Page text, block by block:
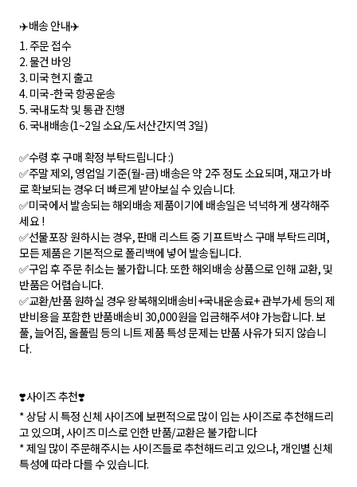
✈️배송 안내✈️
1. 주문 접수
2. 물건 바잉
3. 미국 현지 출고
4. 미국-한국 항공운송
5. 국내도착 및 통관 진행
6. 국내배송(1~2일 소요/도서산간지역 3일)
✅수령 후 구매 확정 부탁드립니다 :)
✅주말 제외, 영업일 기준(월-금) 배송은 약 2주 정도 소요되며, 재고가 바
로 확보되는 경우 더 빠르게 받아보실 수 있습니다.
✅미국에서 발송되는 해외배송 제품이기에 배송일은 넉넉하게 생각해주
세요 !
✅선물포장 원하시는 경우, 판매 리스트 중 기프트박스 구매 부탁드리며,
모든 제품은 기본적으로 폴리백에 넣어 발송됩니다.
✅구입 후 주문 취소는 불가합니다. 또한 해외배송 상품으로 인해 교환, 및
반품은 어렵습니다.
✅교환/반품 원하실 경우 왕복해외배송비+국내운송료+ 관부가세 등의 제
반비용을 포함한 반품배송비 30,000원을 입금해주셔야 가능합니다. 보
풀, 늘어짐, 올풀림 등의 니트 제품 특성 문제는 반품 사유가 되지 않습니
다.
❣️사이즈 추천❣️
* 상담 시 특정 신체 사이즈에 보편적으로 많이 입는 사이즈로 추천해드리
고 있으며, 사이즈 미스로 인한 반품/교환은 불가합니다
* 제일 많이 주문해주시는 사이즈들로 추천해드리고 있으나, 개인별 신체
특성에 따라 다를 수 있습니다.